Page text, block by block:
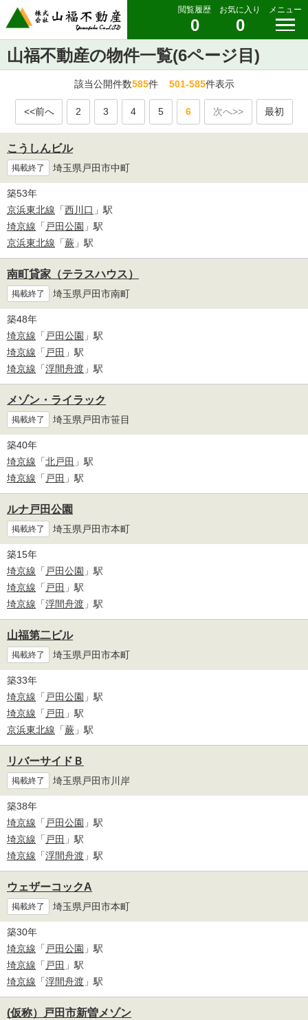
閲覧履歴
0
お気に入り
0
メニュー
山福不動産の物件一覧(6ページ目)
該当公開件数585件501-585件表示
<<前へ 2 3 4 5 6 次へ>> 最初
こうしんビル
掲載終了 埼玉県戸田市中町
築53年
京浜東北線 「西川口 」駅
埼京線 「 戸田公園 」駅
京浜東北線 「蕨 」駅
南町貸家（テラスハウス）
掲載終了 埼玉県戸田市南町
築48年
埼京線 「 戸田公園 」駅
埼京線 「 戸田 」駅
埼京線 「浮間舟渡 」駅
メゾン・ライラック
掲載終了 埼玉県戸田市笹目
築40年
埼京線 「北戸田 」駅
埼京線 「 戸田 」駅
ルナ戸田公園
掲載終了 埼玉県戸田市本町
築15年
埼京線 「 戸田公園 」駅
埼京線 「 戸田 」駅
埼京線 「浮間舟渡 」駅
山福第二ビル
掲載終了 埼玉県戸田市本町
築33年
埼京線 「 戸田公園 」駅
埼京線 「 戸田 」駅
京浜東北線 「蕨 」駅
リバーサイドＢ
掲載終了 埼玉県戸田市川岸
築38年
埼京線 「 戸田公園 」駅
埼京線 「 戸田 」駅
埼京線 「浮間舟渡 」駅
ウェザーコックA
掲載終了 埼玉県戸田市本町
築30年
埼京線 「 戸田公園 」駅
埼京線 「 戸田 」駅
埼京線 「浮間舟渡 」駅
(仮称）戸田市新曽メゾン